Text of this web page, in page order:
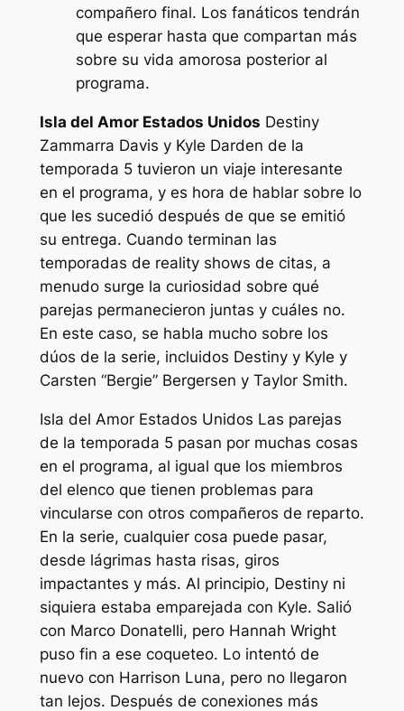
compañero final. Los fanáticos tendrán
que esperar hasta que compartan más
sobre su vida amorosa posterior al
programa.
Isla del Amor Estados Unidos Destiny
Zammarra Davis y Kyle Darden de la
temporada 5 tuvieron un viaje interesante
en el programa, y ​​es hora de hablar sobre lo
que les sucedió después de que se emitió
su entrega. Cuando terminan las
temporadas de reality shows de citas, a
menudo surge la curiosidad sobre qué
parejas permanecieron juntas y cuáles no.
En este caso, se habla mucho sobre los
dúos de la serie, incluidos Destiny y Kyle y
Carsten “Bergie” Bergersen y Taylor Smith.
Isla del Amor Estados Unidos Las parejas
de la temporada 5 pasan por muchas cosas
en el programa, al igual que los miembros
del elenco que tienen problemas para
vincularse con otros compañeros de reparto.
En la serie, cualquier cosa puede pasar,
desde lágrimas hasta risas, giros
impactantes y más. Al principio, Destiny ni
siquiera estaba emparejada con Kyle. Salió
con Marco Donatelli, pero Hannah Wright
puso fin a ese coqueteo. Lo intentó de
nuevo con Harrison Luna, pero no llegaron
tan lejos. Después de conexiones más